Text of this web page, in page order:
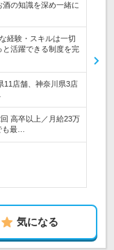
の知識を深め一緒に
経験・スキルは一切
活躍できる制度を完
11店舗、神奈川県3店
高卒以上／月給23万
最…
気になる